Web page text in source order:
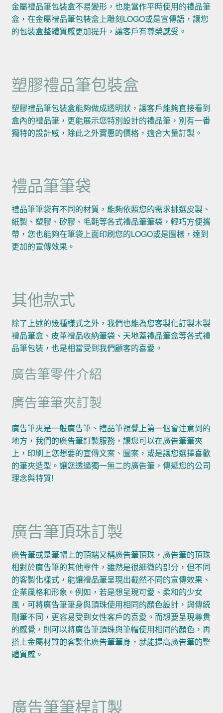
金屬禮品筆包裝盒不易變形，也能當作平時使用的禮品筆
盒，在金屬禮品筆包裝盒上雕刻LOGO或是宣傳語，讓您
的包裝盒整體質感更加提升，讓客戶有尊榮感受。
塑膠禮品筆包裝盒
塑膠禮品筆包裝盒能夠做成透明狀，讓客戶能夠直接看到
盒內的禮品筆，更能展示您特別設計的禮品筆，別有一番
獨特的設計感，除此之外實惠的價格，適合大量訂製。
禮品筆筆袋
禮品筆筆袋有不同的材質，能夠依照您的需求挑選皮製、
紙製、塑膠、矽膠、毛氈等各式禮品筆筆袋，輕巧方便攜
帶，您也能夠在筆袋上面印刷您的LOGO或是圖樣，達到
更加的宣傳效果。
其他款式
除了上述的幾種樣式之外，我們也能為您客製化訂製木製
禮品筆盒、皮革禮品收納筆袋、天地蓋禮品筆盒等各式禮
品筆包裝，也是相當受到我們顧客的喜愛。
廣告筆零件介紹
廣告筆筆夾訂製
廣告筆夾是一般廣告筆、禮品筆視覺上第一個會注意到的
地方，我們的廣告筆訂製服務，讓您可以在廣告筆筆夾
上，印刷上您想要的宣傳文案、圖案，或是讓您選擇喜歡
的筆夾造型。讓您透過獨一無二的廣告筆，傳遞您的公司
理念與特質!
廣告筆頂珠訂製
廣告筆或是筆帽上的頂端又稱廣告筆頂珠，廣告筆的頂珠
相對於廣告筆的其他零件，雖然是很細微的部分，但不同
的客製化樣式，能讓禮品筆呈現出截然不同的宣傳效果、
企業風格和形象。例如，若是想呈現可愛、柔和的少女
風，可將廣告筆筆身與頂珠使用相同的顏色設計，與傳統
剛筆不同，更容易受到女性客戶的喜愛。而想要呈現尊貴
的感覺，則可以將廣告筆頂珠與筆帽使用相同的顏色，再
搭上金屬材質的客製化廣告筆筆身，就能提高廣告筆的整
體質感。
廣告筆筆桿訂製